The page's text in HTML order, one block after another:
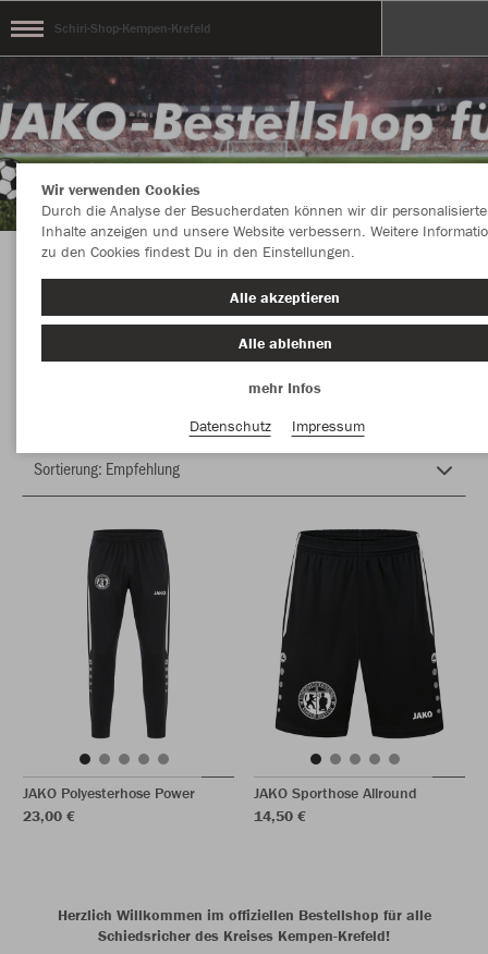
Schiri-Shop-Kempen-Krefeld
JAKO Shop Schiedsrichter Kempen-Krefeld
Farbe
JAKO Polyesterhose Power
23,00 €
JAKO Sporthose Allround
14,50 €
Herzlich Willkommen im offiziellen Bestellshop für alle
Schiedsricher des Kreises Kempen-Krefeld!
Wir verwenden Cookies
Durch die Analyse der Besucherdaten können wir dir personalisierte
Inhalte anzeigen und unsere Website verbessern. Weitere
zu den Cookies findest Du in den Einstellungen.
Alle akzeptieren
Alle ablehnen
mehr Infos
Datenschutz
Impressum